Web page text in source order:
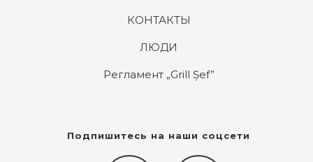
ЛЮДИ
КОНТАКТЫ
Регламент „Grill Șef”
Подпишитесь на наши соцсети